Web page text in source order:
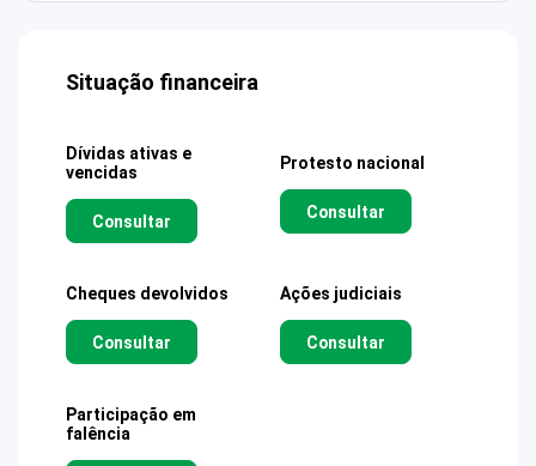
Situação financeira
Dívidas ativas e
vencidas
Consultar
Protesto nacional
Consultar
Cheques devolvidos
Consultar
Ações judiciais
Consultar
Participação em
falência